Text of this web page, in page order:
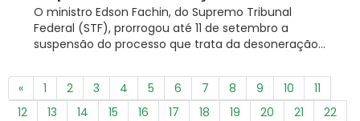
O ministro Edson Fachin, do Supremo Tribunal
Federal (STF), prorrogou até 11 de setembro a
suspensão do processo que trata da desoneração...
« 1 2 3 4 5 6 7 8 9 10
11
12
13 14 15 16 17 18 19 20 21
22